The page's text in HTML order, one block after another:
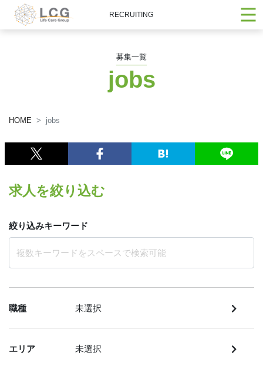
RECRUITING
募集一覧
jobs
HOME jobs
求人を絞り込む
絞り込みキーワード
職種 未選択
エリア 未選択